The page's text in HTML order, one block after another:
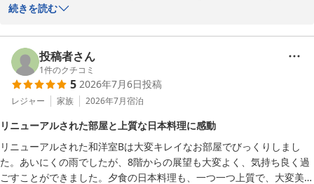
うございます。
の確認作業にご協力いただき誠にありがとうございました。
アレルギーお伺いシートのご記入やスタッフからのご案内にご理解
をいただき、無事にお食事をお楽しみいただけたご様子に安堵いた
しました。
本来、アレルギー対応は安全上の観点から「3日前までの事前申
だけたご様子で何よりでございます。
今後とも、お客様皆様に安心してご滞在いただけるホテルでありま
すよう、精進してまいります。
お客様のまたのご来館を、スタッフ一同心よりお待ち申し上げてお
続きを読む
投稿者さん
1件のクチコミ
5 2026年7月6日投稿
レジャー 家族 2026年7月宿泊
リニューアルされた部屋と上質な日本料理に感動
リニューアルされた和洋室Bは大変キレイなお部屋でびっくりしまし
た。あいにくの雨でしたが、8階からの展望も大変よく、気持ち良く過
ごすことができました。夕食の日本料理も、一つ一つ上質で、大変美味